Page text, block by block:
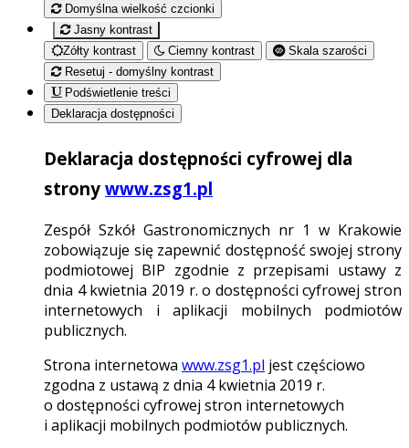
Domyślna wielkość czcionki
Jasny kontrast
Zółty kontrast
Ciemny kontrast
Skala szarości
Resetuj - domyślny kontrast
Podświetlenie treści
Deklaracja dostępności
Deklaracja dostępności cyfrowej dla
strony www.zsg1.pl
Zespół Szkół Gastronomicznych nr 1 w Krakowie
zobowiązuje się zapewnić dostępność swojej strony
podmiotowej BIP zgodnie z przepisami ustawy z
dnia 4 kwietnia 2019 r. o dostępności cyfrowej stron
internetowych i aplikacji mobilnych podmiotów
publicznych.
Strona internetowa www.zsg1.pl jest częściowo
zgodna z ustawą z dnia 4 kwietnia 2019 r.
o dostępności cyfrowej stron internetowych
i aplikacji mobilnych podmiotów publicznych.